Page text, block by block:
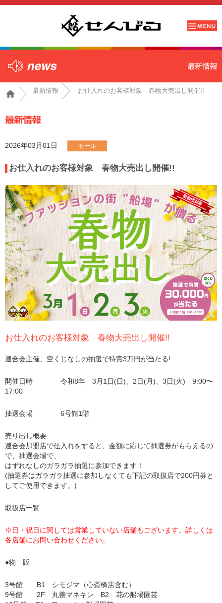
最新情報 お仕入れのお客様対象 春物大売出し開催!!
2026年03月01日 セール
お仕入れのお客様対象 春物大売出し開催!!
お仕入れのお客様対象 春物大売出し開催!!
連合会主催、空くじなしの抽選で特賞3万円が当たる!
開催日時 令和8年 3月1日(日)、2日(月)、3日(火) 9:00〜
17:00
抽選会場 6号館1階
売り出し概要
連合会加盟店で仕入れをすると、金額に応じて抽選券がもらえるの
で、抽選会場で、
はずれなしのガラガラ抽選に参加できます！
(抽選券はガラガラ抽選に参加しなくても下記の取扱店で200円券と
してご使用できます。)
取扱店一覧
※日・祝日に関しては営業していない店舗もございます。詳しくは
各店舗にお問い合わせください。
●物 販
3号館 B1 シモジマ（心斎橋店含む）
9号館 2F 丸善マネキン B2 花の船場園芸